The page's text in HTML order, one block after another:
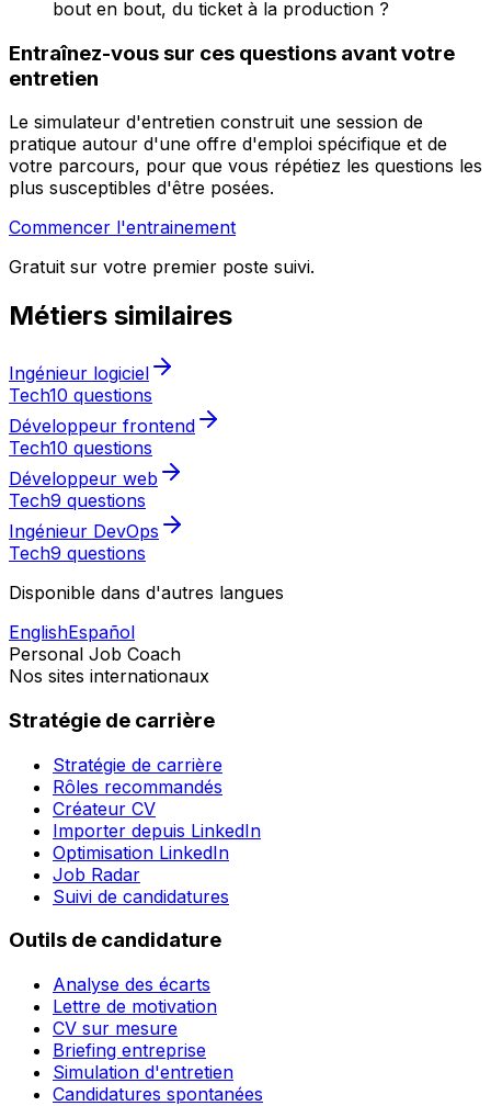
bout en bout, du ticket à la production ?
Entraînez-vous sur ces questions avant votre
entretien
Le simulateur d'entretien construit une session de
pratique autour d'une offre d'emploi spécifique et de
votre parcours, pour que vous répétiez les questions les
plus susceptibles d'être posées.
Commencer l'entrainement
Gratuit sur votre premier poste suivi.
Métiers similaires
Ingénieur logiciel
Tech10 questions
Développeur frontend
Tech10 questions
Développeur web
Tech9 questions
Ingénieur DevOps
Tech9 questions
Disponible dans d'autres langues
EnglishEspañol
Personal Job Coach
Nos sites internationaux
Stratégie de carrière
Stratégie de carrière
Rôles recommandés
Créateur CV
Importer depuis LinkedIn
Optimisation LinkedIn
Job Radar
Suivi de candidatures
Outils de candidature
Analyse des écarts
Lettre de motivation
CV sur mesure
Briefing entreprise
Simulation d'entretien
Candidatures spontanées